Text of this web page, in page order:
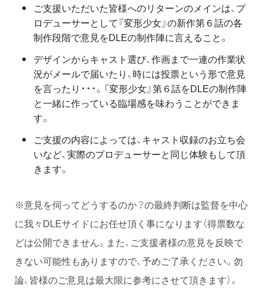
ご支援いただいた皆様へのリターンのメインは、プ
ロデューサーとして『変形少女』の新作第６話の各
制作段階で意見をDLEの制作陣に言えること。
デザインからキャスト選び、作画まで一連の作業状
況がメールで届いたり、時には投票という形で意見
を言ったり・・・。『変形少女』第６話をDLEの制作陣
と一緒に作っている臨場感を味わうことができま
す。
ご支援の内容によっては、キャスト収録のお立ち会
いなど、実際のプロデューサーと同じ体験もして頂
きます。
※意見を伺ってどうするのか？の最終判断は監督を中心
に我々DLEサイドにお任せ頂く事になります（得票数な
どは公開できません。また、ご支援者様の意見を反映で
きない可能性もありますので、予めご了承ください。勿
論、皆様のご意見は最大限に参考にさせて頂きます）。